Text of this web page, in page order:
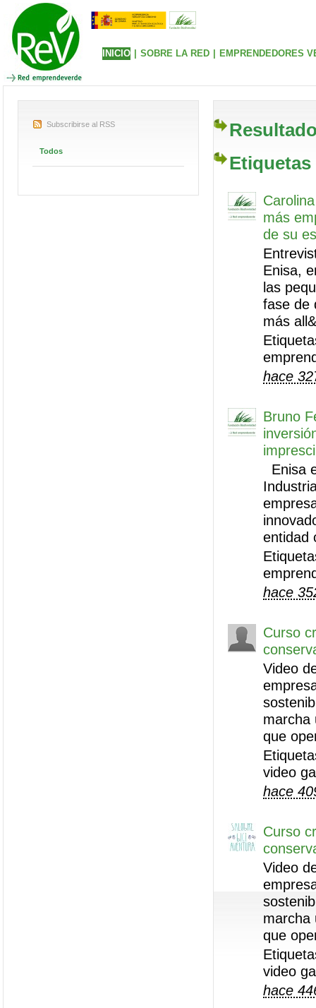
INICIO SOBRE LA RED EMPRENDEDORES
Subscribirse al RSS
Todos
Etiquetas
más
de su
Enisa,
las
fase de
más
hace
Bruno
Enisa
entidad
hace
Curso
Video
marcha
que
video
hace
Curso
Video
marcha
que
video
hace